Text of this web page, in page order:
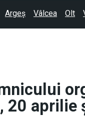
Argeș Vâlcea Olt
20